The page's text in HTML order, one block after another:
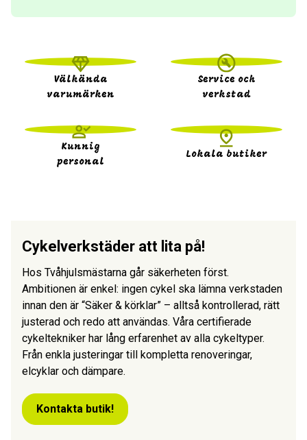
Välkända
varumärken
Service och
verkstad
Kunnig
personal
Lokala butiker
Cykelverkstäder att lita på!
Hos Tvåhjulsmästarna går säkerheten först.
Ambitionen är enkel: ingen cykel ska lämna verkstaden
innan den är “Säker & körklar” – alltså kontrollerad, rätt
justerad och redo att användas. Våra certifierade
cykeltekniker har lång erfarenhet av alla cykeltyper.
Från enkla justeringar till kompletta renoveringar,
elcyklar och dämpare.
Kontakta butik!